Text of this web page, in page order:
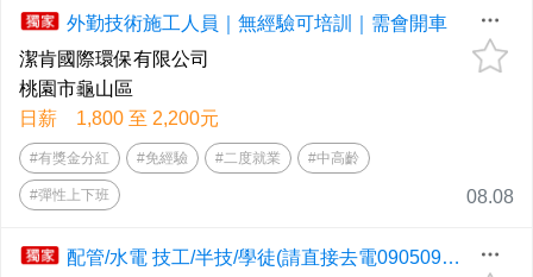
外勤技術施工人員｜無經驗可培訓｜需會開車
潔肯國際環保有限公司
桃園市龜山區
日薪 1,800 至 2,200元
#有獎金分紅 #免經驗 #二度就業 #中高齡
#彈性上下班 08.08
配管/水電 技工/半技/學徒(請直接去電0905091898)